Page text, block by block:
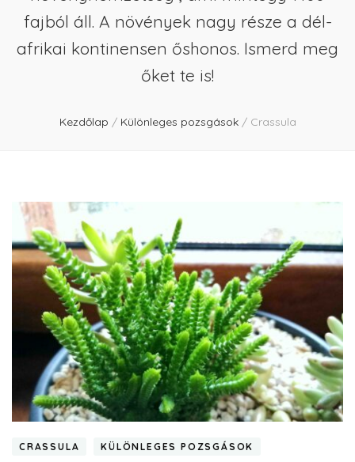
fajból áll. A növények nagy része a dél-
afrikai kontinensen őshonos. Ismerd meg
őket te is!
Kezdőlap / Különleges pozsgások / Crassula
CRASSULA KÜLÖNLEGES POZSGÁSOK